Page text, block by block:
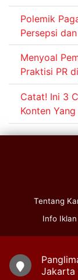
Polemik
Persepsi
Menyoal
Praktisi PR
Catat! Ini 3
Konten
Tentang
Info Iklan
Jakarta